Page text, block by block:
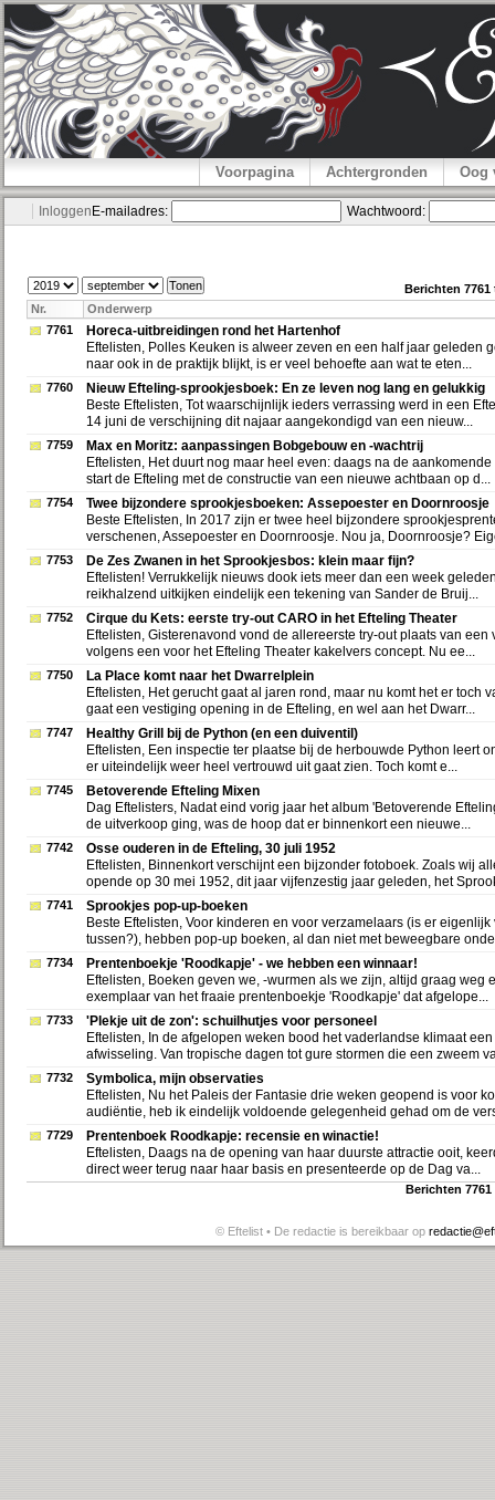
Voorpagina Achtergronden Oog
Inloggen E-mailadres: Wachtwoord:
Berichten
Nr.
Onderwerp
7761
Horeca-uitbreidingen rond het Hartenhof
Eftelisten, Polles Keuken is alweer zeven en een half jaar geleden
naar ook in de praktijk blijkt, is er veel behoefte aan wat te eten...
7760
Nieuw Efteling-sprookjesboek: En ze leven nog lang en gelukkig
Beste Eftelisten, Tot waarschijnlijk ieders verrassing werd in een
14 juni de verschijning dit najaar aangekondigd van een nieuw...
7759
Max en Moritz: aanpassingen Bobgebouw en -wachtrij
Eftelisten, Het duurt nog maar heel even: daags na de
start de Efteling met de constructie van een nieuwe achtbaan op d...
7754
Twee bijzondere sprookjesboeken: Assepoester en Doornroosje
Beste Eftelisten, In 2017 zijn er twee heel bijzondere
verschenen, Assepoester en Doornroosje. Nou ja, Doornroosje?
7753
De Zes Zwanen in het Sprookjesbos: klein maar fijn?
Eftelisten! Verrukkelijk nieuws dook iets meer dan een week
reikhalzend uitkijken eindelijk een tekening van Sander de Bruij...
7752
Cirque du Kets: eerste try-out CARO in het Efteling Theater
Eftelisten, Gisterenavond vond de allereerste try-out plaats van een
volgens een voor het Efteling Theater kakelvers concept. Nu ee...
7750
La Place komt naar het Dwarrelplein
Eftelisten, Het gerucht gaat al jaren rond, maar nu komt het er toch
gaat een vestiging opening in de Efteling, en wel aan het Dwarr...
7747
Healthy Grill bij de Python (en een duiventil)
Eftelisten, Een inspectie ter plaatse bij de herbouwde Python leert
er uiteindelijk weer heel vertrouwd uit gaat zien. Toch komt e...
7745
Betoverende Efteling Mixen
Dag Eftelisters, Nadat eind vorig jaar het album 'Betoverende
de uitverkoop ging, was de hoop dat er binnenkort een nieuwe...
7742
Osse ouderen in de Efteling, 30 juli 1952
Eftelisten, Binnenkort verschijnt een bijzonder fotoboek. Zoals wij
opende op 30 mei 1952, dit jaar vijfenzestig jaar geleden, het
7741
Sprookjes pop-up-boeken
Beste Eftelisten, Voor kinderen en voor verzamelaars (is er eigenlijk
tussen?), hebben pop-up boeken, al dan niet met beweegbare
7734
Prentenboekje 'Roodkapje' - we hebben een winnaar!
Eftelisten, Boeken geven we, -wurmen als we zijn, altijd graag weg
exemplaar van het fraaie prentenboekje 'Roodkapje' dat afgelope...
7733
'Plekje uit de zon': schuilhutjes voor personeel
Eftelisten, In de afgelopen weken bood het vaderlandse klimaat
afwisseling. Van tropische dagen tot gure stormen die een zweem
7732
Symbolica, mijn observaties
Eftelisten, Nu het Paleis der Fantasie drie weken geopend is voor
audiëntie, heb ik eindelijk voldoende gelegenheid gehad om de
7729
Prentenboek Roodkapje: recensie en winactie!
Eftelisten, Daags na de opening van haar duurste attractie ooit,
direct weer terug naar haar basis en presenteerde op de Dag va...
Berichten
© Eftelist • De redactie is bereikbaar op